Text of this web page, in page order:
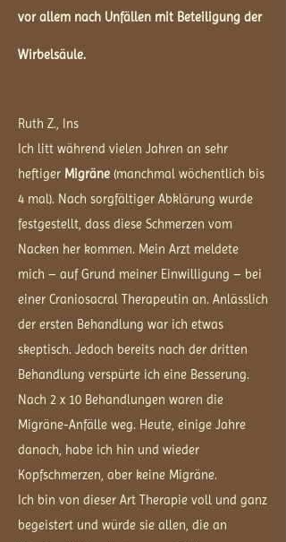
vor allem nach Unfällen mit Beteiligung der
Wirbelsäule.
Ruth Z., Ins
Ich litt während vielen Jahren an sehr
heftiger Migräne (manchmal wöchentlich bis
4 mal). Nach sorgfältiger Abklärung wurde
festgestellt, dass diese Schmerzen vom
Nacken her kommen. Mein Arzt meldete
mich – auf Grund meiner Einwilligung – bei
einer Craniosacral Therapeutin an. Anlässlich
der ersten Behandlung war ich etwas
skeptisch. Jedoch bereits nach der dritten
Behandlung verspürte ich eine Besserung.
Nach 2 x 10 Behandlungen waren die
Migräne-Anfälle weg. Heute, einige Jahre
danach, habe ich hin und wieder
Kopfschmerzen, aber keine Migräne.
Ich bin von dieser Art Therapie voll und ganz
begeistert und würde sie allen, die an